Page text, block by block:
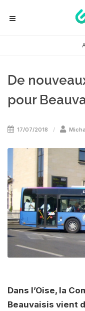
De
pour
17/07/2018
Dans l’Oise, la
Beauvaisis vient